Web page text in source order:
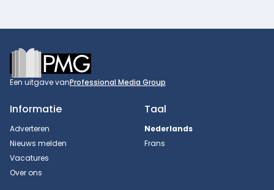
Footer
Een uitgave vanProfessional Media Group
Informatie
Adverteren
Nieuws melden
Vacatures
Over ons
Taal
Nederlands
Frans